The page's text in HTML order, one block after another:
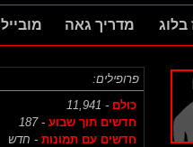
בלוג מדריך גאה מובייל
פרופילים:
כולם - 11,941
חדשים תוך שבוע - 187
חדשים עם תמונות - חדש